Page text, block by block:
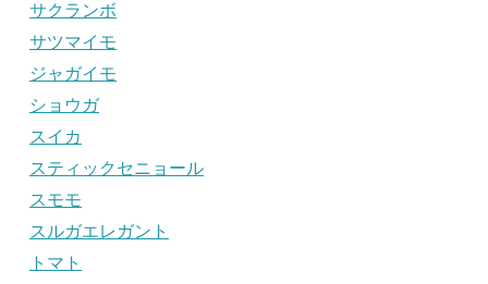
サクランボ
サツマイモ
ジャガイモ
ショウガ
スイカ
スティックセニョール
スモモ
スルガエレガント
トマト